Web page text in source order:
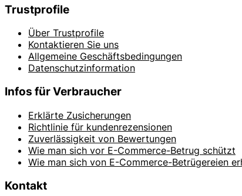
Trustprofile
Über Trustprofile
Kontaktieren Sie uns
Allgemeine Geschäftsbedingungen
Datenschutzinformation
Infos für Verbraucher
Erklärte Zusicherungen
Richtlinie für kundenrezensionen
Zuverlässigkeit von Bewertungen
Wie man sich vor E-Commerce-Betrug schützt
Wie man sich von E-Commerce-Betrügereien
Kontakt